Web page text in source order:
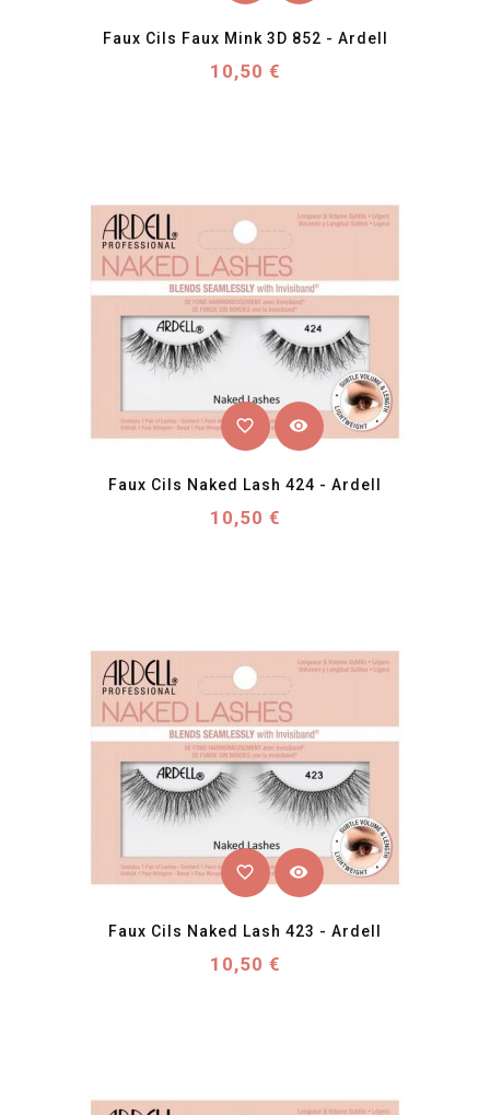
Faux Cils Faux Mink 3D 852 - Ardell
Prix
10,50 €
favorite_border visibility
Faux Cils Naked Lash 424 - Ardell
Prix
10,50 €
favorite_border visibility
Faux Cils Naked Lash 423 - Ardell
Prix
10,50 €